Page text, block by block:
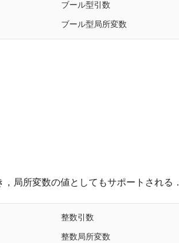
ブール型引数
ブール型局所変数
局所変数の値としてもサポートされる．
整数引数
整数局所変数